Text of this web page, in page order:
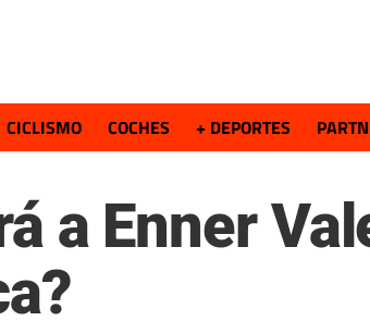
CICLISMO COCHES + DEPORTES
a Enner